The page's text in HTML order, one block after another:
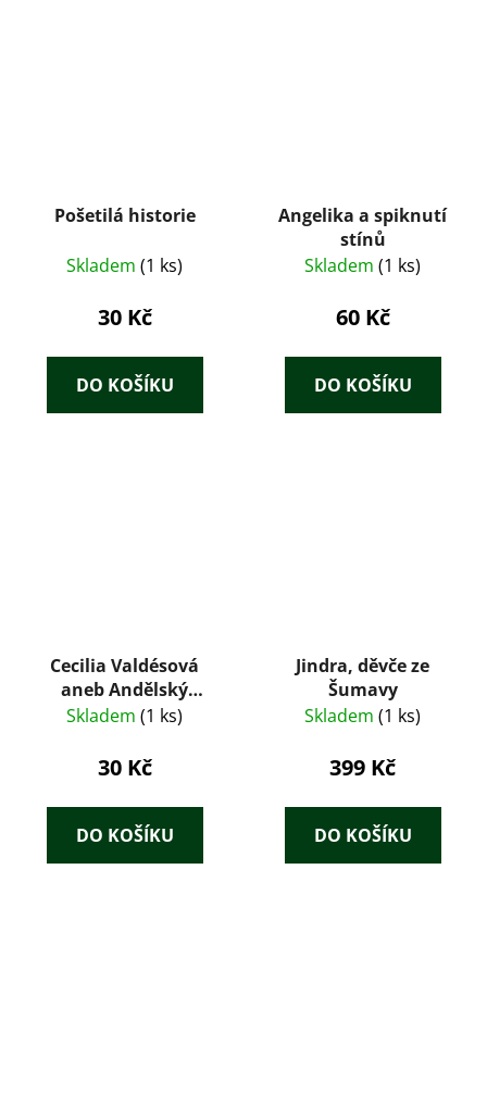
Pošetilá historie
Skladem (1 ks)
30 Kč
DO KOŠÍKU
Angelika a spiknutí
stínů
Skladem (1 ks)
60 Kč
DO KOŠÍKU
Cecilia Valdésová
aneb Andělský
pahorek
Skladem (1 ks)
30 Kč
DO KOŠÍKU
Jindra, děvče ze
Šumavy
Skladem (1 ks)
399 Kč
DO KOŠÍKU